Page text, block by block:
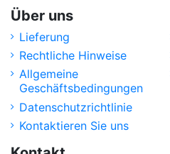
Über uns
Lieferung
Rechtliche Hinweise
Allgemeine
Geschäftsbedingungen
Datenschutzrichtlinie
Kontaktieren Sie uns